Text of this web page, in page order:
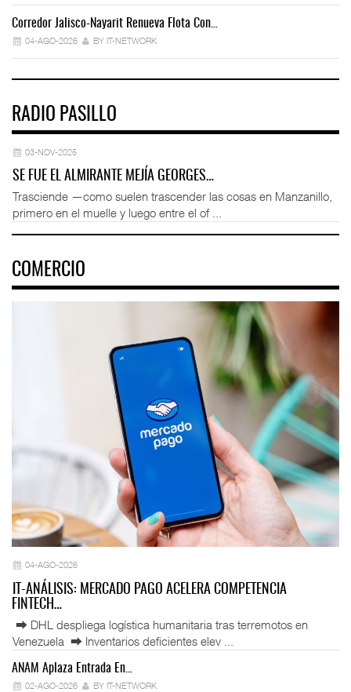
Corredor Jalisco-Nayarit Renueva Flota Con…
04-AGO-2026 BY IT-NETWORK
RADIO PASILLO
03-NOV-2025
SE FUE EL ALMIRANTE MEJÍA GEORGES…
Trasciende —como suelen trascender las cosas en Manzanillo,
primero en el muelle y luego entre el of ...
COMERCIO
04-AGO-2026
IT-ANÁLISIS: MERCADO PAGO ACELERA COMPETENCIA
FINTECH…
⮕ DHL despliega logística humanitaria tras terremotos en
Venezuela ⮕ Inventarios deficientes elev ...
ANAM Aplaza Entrada En…
02-AGO-2026 BY IT-NETWORK